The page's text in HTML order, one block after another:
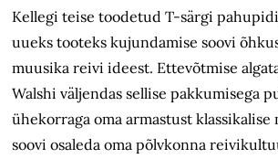
Kellegi teise toodetud T-särgi
uueks tooteks kujundamise soovi
muusika reivi ideest. Ettevõtmise
Walshi väljendas sellise pakkumisega
ühekorraga oma armastust klassikalise
soovi osaleda oma põlvkonna